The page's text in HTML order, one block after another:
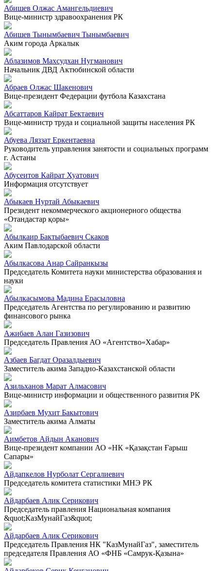
Абишев Олжас Амангельдиевич
Вице-министр здравоохранения РК
Абишев Тынымбаевич Тынымбаевич
Аким города Аркалык
Аблазимов Махсудхан Нугманович
Начальник ДВД Актюбинской области
Абраев Олжас Шакенович
Вице-президент Федерации футбола Казахстана
Абсаттаров Кайрат Бектаевич
Вице-министр труда и социальной защиты населения РК
Абуева Ляззат Еркентаевна
Руководитель управления занятости и социальных программ
г. Астаны
Абусеитов Кайрат Хуатович
Информация отсутствует
Абыкаев Нуртай Абыкаевич
Президент некоммерческого акционерного общества
«Отандастар қоры»
Абылкаир Бактыбаевич Скаков
Аким Павлодарской области
Абылкасова Анар Сайранкызы
Председатель Комитета науки министерства образования и
науки
Абылкасымова Мадина Ерасыловна
Председатель Агентства по регулированию и развитию
финансового рынка
Ажибаев Алан Газизович
Председатель Правления АО «Агентство«Хабар»
Азбаев Багдат Оразалдыевич
Заместитель акима Западно-Казахстанской области
Азильханов Марат Алмасович
Вице-министр информации и общественного развития РК
Азирбаев Мухит Бакытович
Заместитель акима Алматы
Аимбетов Айдын Аканович
Вице-президент компании АО «НК «Қазақстан Ғарыш
Сапары»
Айдапкелов Нурболат Сергалиевич
Председатель комитета статистики МНЭ РК
Айдарбаев Алик Серикович
Председатель правления Национальная компания
&quot;КазМунайГаз&quot;
Айдарбаев Алик Серикович
Председатель Правления НК "КазМунайГаз", заместитель
председателя Правления АО «ФНБ «Самрук-Қазына»